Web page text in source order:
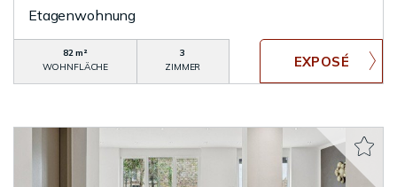
Etagenwohnung
82 m²
WOHNFLÄCHE
3
ZIMMER